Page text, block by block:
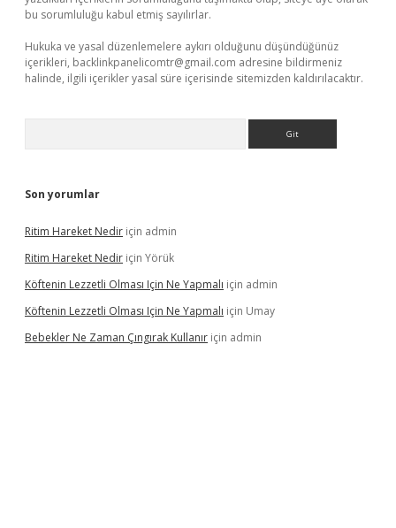
bu sorumluluğu kabul etmiş sayılırlar.
Hukuka ve yasal düzenlemelere aykırı olduğunu düşündüğünüz
içerikleri, backlinkpanelicomtr@gmail.com adresine bildirmeniz
halinde, ilgili içerikler yasal süre içerisinde sitemizden kaldırılacaktır.
Son yorumlar
Ritim Hareket Nedir için admin
Ritim Hareket Nedir için Yörük
Köftenin Lezzetli Olması Için Ne Yapmalı için admin
Köftenin Lezzetli Olması Için Ne Yapmalı için Umay
Bebekler Ne Zaman Çıngırak Kullanır için admin